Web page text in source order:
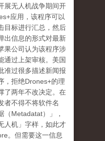
展无人机战争期间开
应用，该程序可以
目标进行汇总，然后
出信息的形式对最新
果公司认为该程序涉
通过上架审核。美国
准过很多描述新闻报
，拒绝Drones+的理
了两年不改决定。在
者不得不将软件名
（Metadatat）」，
人机」字样，如此才
。但需要这一信息